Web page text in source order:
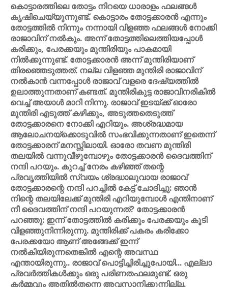
കൊട്ടാരത്തിലെ തോട്ടം നിറയെ ധാരാളം ഫലങ്ങള്‍
കൃഷിചെയ്യുന്നുണ്ട്. കൊട്ടാരം തോട്ടക്കാരന്‍ എന്നും
തോട്ടത്തില്‍ നിന്നും നന്നായി വിളഞ്ഞ ഫലങ്ങള്‍ നോക്കി
രാജാവിന് നല്‍കും. അന്ന് തോട്ടത്തിലെത്തിയപ്പോള്‍
കരിക്കും, പേരക്കയും മുന്തിരിയും പാകമായി
നില്‍ക്കുന്നുണ്ട്. തോട്ടക്കാരന്‍ അന്ന് മുന്തിരിയാണ്
തിരഞ്ഞെടുത്തത്. നല്ല വിളഞ്ഞ മുന്തിരി രാജാവിന്
നല്‍കാന്‍ വന്നപ്പോള്‍ രാജാവ് വളരെ ദേഷ്യത്തില്‍
ഉലാത്തുന്നതാണ് കണ്ടത്. മുന്തിരികുട്ട രാജാവിനരികില്‍
വെച്ച് അയാള്‍ മാറി നിന്നു. രാജാവ് ഇടയ്ക്ക് ഓരോ
മുന്തിരി എടുത്ത് കഴിക്കും, അടുത്തതെടുത്ത്
തോട്ടക്കാരനെ നോക്കി എറിയും. അശ്രദ്ധമായ
ആലോചനയ്‌ക്കൊടുവില്‍ സംഭവിക്കുന്നതാണ് ഇതെന്ന്
തോട്ടക്കാരന് മനസ്സിലായി. ഓരോ തവണ മുന്തിരി
തലയില്‍ വന്നുവീഴുമ്പോഴും തോട്ടക്കാരന്‍ ദൈവത്തിന്
നന്ദി പറയും. കുറച്ച് നേരം കഴിഞ്ഞ് തന്റെ
പ്രവൃത്തിയില്‍ സ്വയം ശ്രദ്ധാലുവായ രാജാവ്
തോട്ടക്കാരന്റെ നന്ദി പറച്ചില്‍ കേട്ട് ചോദിച്ചു: ഞാന്‍
നിന്റെ തലയിലേക്ക് മുന്തിരി എറിയുമ്പോള്‍ എന്തിനാണ്
നീ ദൈവത്തിന് നന്ദി പറയുന്നത്? തോട്ടക്കാരന്‍
പറഞ്ഞു: ഇന്ന് തോട്ടത്തില്‍ കരിക്കും പേരക്കയും കൂടി
വിളഞ്ഞുനിന്നിരുന്നു. മുന്തിരിക്ക് പകരം കരിക്കോ
പേരക്കയോ ആണ് അങ്ങേക്ക് ഇന്ന്
നല്‍കിയിരുന്നതെങ്കില്‍ എന്റെ അവസ്ഥ
എന്തായിരുന്നു.. രാജാവ് പൊട്ടിച്ചിരിച്ചുപോയി... എല്ലാ
പ്രവര്‍ത്തികള്‍ക്കും ഒരു പരിണതഫലമുണ്ട്. ഒരു
കര്‍മ്മവും അതില്‍തന്നെ അവസാനിക്കുന്നില്ല.